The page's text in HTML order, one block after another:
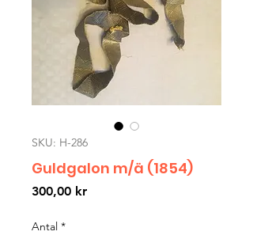
SKU: H-286
Guldgalon m/ä (1854)
300,00 krPris
Antal *